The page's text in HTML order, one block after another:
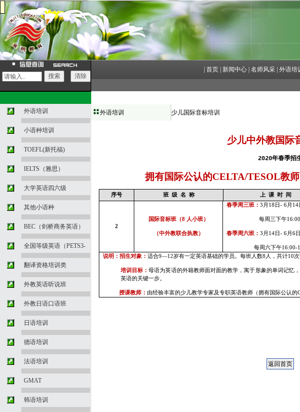
首页 新闻中心 名师风采 外语培
外语培训
小语种培训
TOEFL(新托福)
IELTS（雅思）
大学英语四六级
其他小语种
BEC（剑桥商务英语）
全国等级英语（PETS3-
翻译资格培训类
外教英语听说班
外教日语口语班
日语培训
德语培训
法语培训
GMAT
韩语培训
外语培训 少儿国际音标培训
少儿中外教国际
2020年春季招
拥有国际公认的CELTA/TESOL教
序号 班 级 名 称 上 课 时 间
2
国际音标班（8 人小班）
（中外教联合执教）
春季周三班：3 月 18 日- 6月 14
每周三下午
春季周六班：3 月 14日- 6月6日
每周六下午16:00-
说明：招生对象：适合9—12岁有一定英语基础的学员。每班人数8 人，共计10次
培训目标：母语为英语的外籍教师面对面的教学，寓于形象的单词记忆
英语的关键一步。
授课教师：由经验丰富的少儿教学专家及专职英语教师（拥有国际公认的